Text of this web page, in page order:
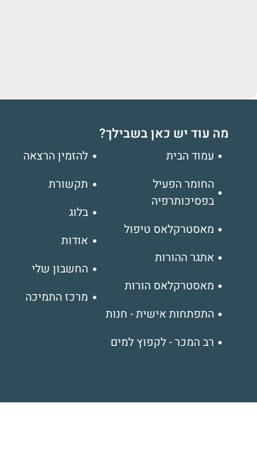
מה עוד יש כאן בשבילך?
להזמין הרצאה
תקשורת
בלוג
אודות
החשבון שלי
מרכז התמיכה
עמוד הבית
החומר הפעיל
בפסיכותרפיה
מאסטרקלאס טיפול
אתגר ההורות
מאסטרקלאס הורות
התפתחות אישית - חנות
רב המכר - לקפוץ למים